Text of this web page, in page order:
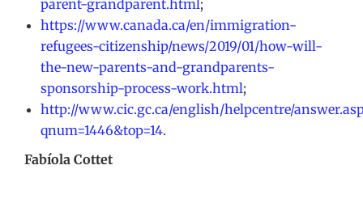
parent-grandparent.html;
https://www.canada.ca/en/immigration-
refugees-citizenship/news/2019/01/how-will-
the-new-parents-and-grandparents-
sponsorship-process-work.html;
http://www.cic.gc.ca/english/helpcentre/
qnum=1446&top=14.
Fabíola Cottet